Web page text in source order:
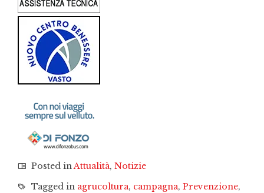
Posted inAttualità, Notizie
Tagged in agrucoltura, campagna, Prevenzione,